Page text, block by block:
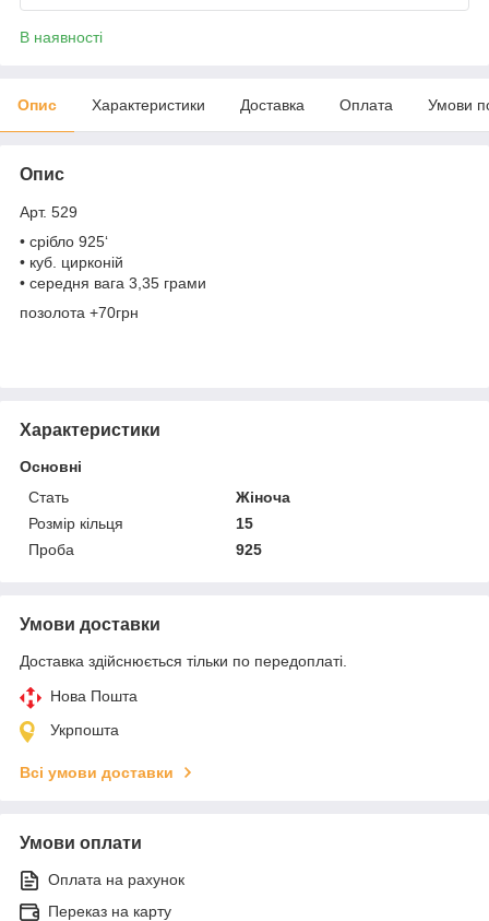
В наявності
Опис Характеристики Доставка Оплата Умови
Опис
Арт. 529
• срібло 925‘
• куб. цирконій
• середня вага 3,35 грами
позолота +70грн
Характеристики
Основні
Стать
Жіноча
Розмір кільця
15
Проба
925
Умови доставки
Доставка здійснюється тільки по передоплаті.
Нова Пошта
Укрпошта
Всі умови доставки
Умови оплати
Оплата на рахунок
Переказ на карту